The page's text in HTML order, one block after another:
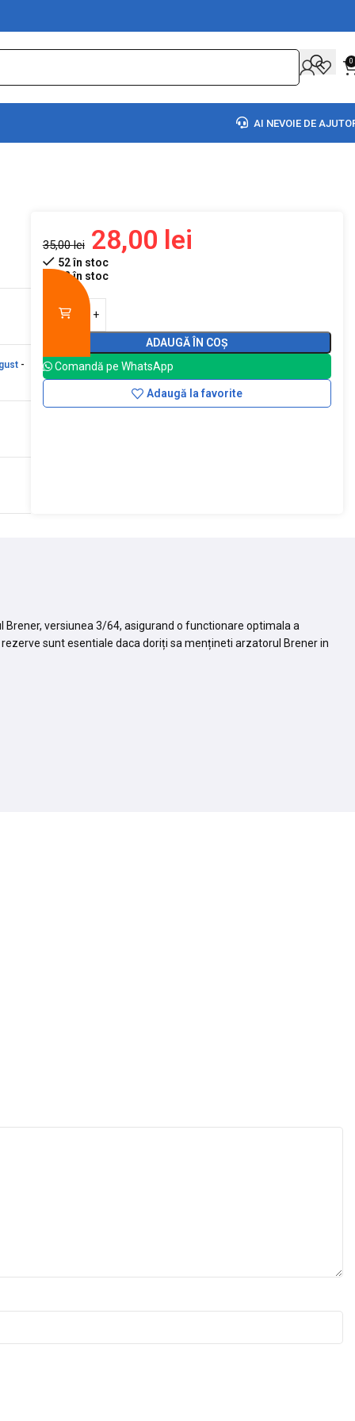
0
AI NEVOIE DE
-
35,00lei 28,00 lei
52 în stoc
52 în stoc
ADAUGĂ ÎN COȘ
Comandă pe WhatsApp
Adaugă la favorite
versiunea 3/64, asigurand o functionare optimala a
sunt esentiale daca doriți sa mențineti arzatorul Brener in